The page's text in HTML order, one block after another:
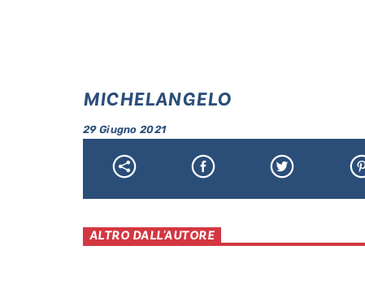
MICHELANGELO
29 Giugno 2021
ALTRO DALL'AUTORE